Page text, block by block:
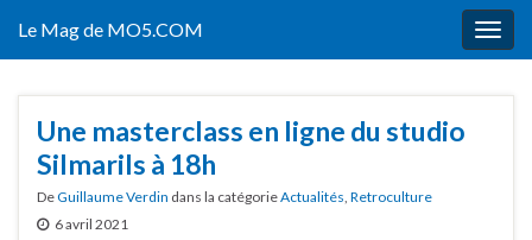
Le Mag de MO5.COM
Une masterclass en ligne du studio
Silmarils à 18h
DeGuillaume Verdin dans la catégorieActualités, Retroculture
6 avril 2021